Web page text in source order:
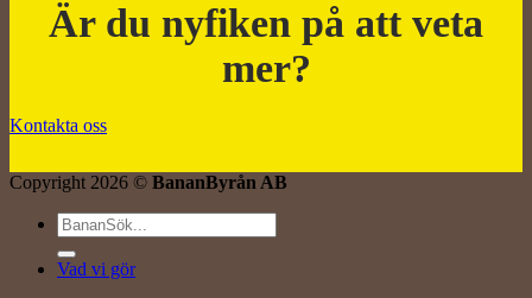
Är du nyfiken på att veta
mer?
Kontakta oss
Copyright 2026 © BananByrån AB
Vad vi gör